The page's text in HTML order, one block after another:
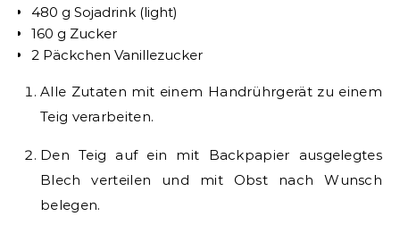
480 g Sojadrink (light)
160 g Zucker
2 Päckchen Vanillezucker
Alle Zutaten mit einem Handrührgerät zu einem
Teig verarbeiten.
Den Teig auf ein mit Backpapier ausgelegtes
Blech verteilen und mit Obst nach Wunsch
belegen.